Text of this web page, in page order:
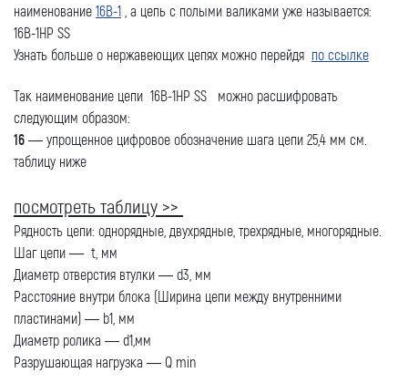
наименование 16B-1 , а цепь с полыми валиками уже называется:
16B-1HP SS
Узнать больше о нержавеющих цепях можно перейдя по ссылке
Так наименование цепи 16B-1HP SS можно расшифровать
следующим образом:
16 — упрощенное цифровое обозначение шага цепи 25,4 мм см.
таблицу ниже
посмотреть таблицу >>
Рядность цепи: однорядные, двухрядные, трехрядные, многорядные.
Шаг цепи — t, мм
Диаметр отверстия втулки — d3, мм
Расстояние внутри блока (Ширина цепи между внутренними
пластинами) — b1, мм
Диаметр ролика — d1,мм
Разрушающая нагрузка — Q min
Как к Вам обращаться (обязательно)
Компания